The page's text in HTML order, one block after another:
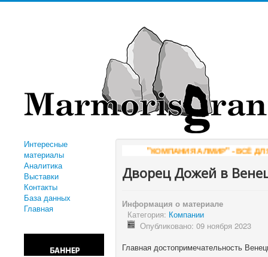
Интересные
материалы
Аналитика
Выставки
Контакты
База данных
Главная
"КОМПАНИЯ АЛМИР" - ВСЁ ДЛЯ ОБРАБОТКИ КАМНЯ
Дворец Дожей в
Информация о материале
Категория: Компании
Опубликовано: 09 ноября 2023
Главная достопримечательность